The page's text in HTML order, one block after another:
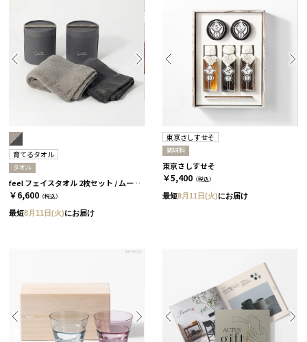
育てるタオル
タオル
feel フェイスタオル 2枚セット / ムーングレージュ＆チャコール ［育てるタオル］
￥6,600 （税込）
最短8月11日(火)にお届け
東京さしすせそ
調味料
東京さしすせそ
￥5,400 （税込）
最短8月11日(火)にお届け